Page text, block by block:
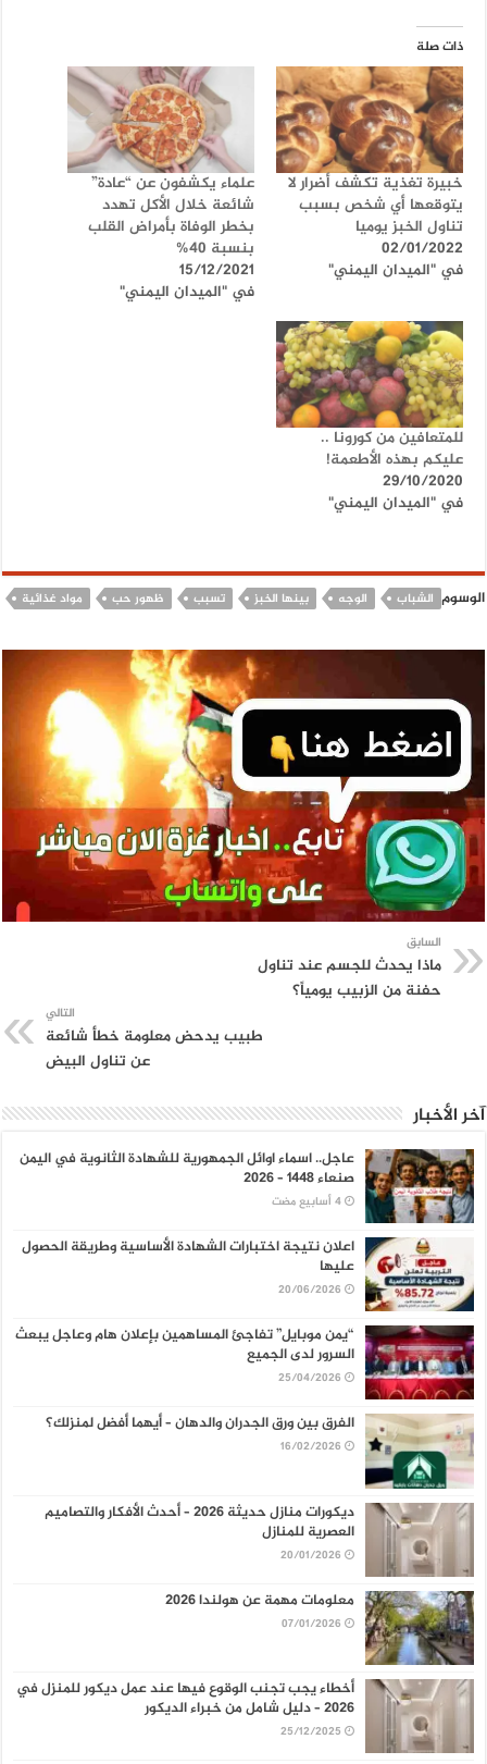
ذات صلة
خبيرة تغذية تكشف أضرار لا
يتوقعها أي شخص بسبب
تناول الخبز يوميا
02/01/2022
في "الميدان اليمني"
علماء يكشفون عن “عادة”
شائعة خلال الأكل تهدد
بخطر الوفاة بأمراض القلب
بنسبة 40%
15/12/2021
في "الميدان اليمني"
للمتعافين من كورونا ..
عليكم بهذه الأطعمة!
29/10/2020
في "الميدان اليمني"
الوسوم الشباب الوجه بينها الخبز تسبب ظهور حب مواد غذائية
السابق
ماذا يحدث للجسم عند تناول
حفنة من الزبيب يومياً؟
التالي
طبيب يدحض معلومة خطأ شائعة
عن تناول البيض
آخر الأخبار
عاجل.. اسماء اوائل الجمهورية للشهادة الثانوية في اليمن
صنعاء 1448 – 2026
اعلان نتيجة اختبارات الشهادة الأساسية وطريقة الحصول
عليها
20/06/2026
“يمن موبايل” تفاجئ المساهمين بإعلان هام وعاجل يبعث
السرور لدى الجميع
25/04/2026
الفرق بين ورق الجدران والدهان – أيهما أفضل لمنزلك؟
16/02/2026
ديكورات منازل حديثة 2026 – أحدث الأفكار والتصاميم
العصرية للمنازل
20/01/2026
معلومات مهمة عن هولندا 2026
07/01/2026
أخطاء يجب تجنب الوقوع فيها عند عمل ديكور للمنزل في
2026 – دليل شامل من خبراء الديكور
25/12/2025